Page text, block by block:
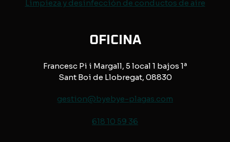
Limpieza y desinfección de conductos de aire
OFICINA
Francesc Pi i Margall, 5 local 1 bajos 1ª
Sant Boi de Llobregat, 08830
gestion@byebye-plagas.com
618 10 59 36